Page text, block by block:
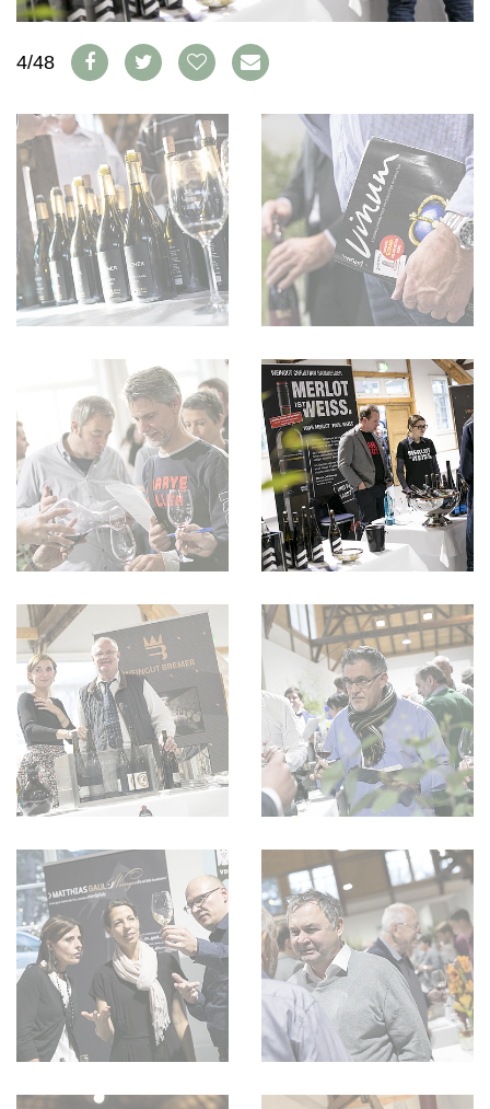
AVANTAGES
VINOPHILES
ARCHIVES
CONCOURS
GUIDE MILLÉSIMES
ABONNER
RECHERCHE VINS
NEWSLETTER
GUIDE DU VIGNOBLE
WINE TRADE CLUB
OFFRES D'EMPLOIS
PUBLICITÉ
MENTIONS LÉGALES
CGV & PROTECTION DES
DONNÉES
FAQ
4/48